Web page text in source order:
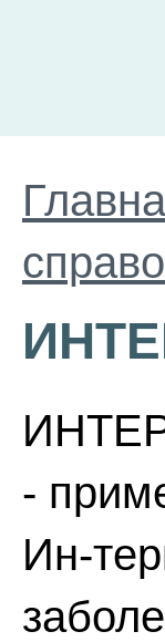
-
Ин-